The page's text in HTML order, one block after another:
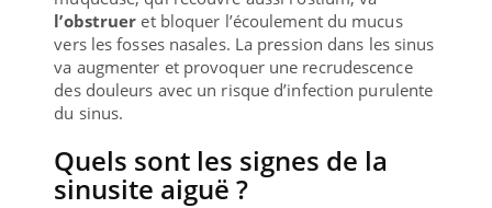
l’obstruer et bloquer l’écoulement du mucus
vers les fosses nasales. La pression dans les sinus
va augmenter et provoquer une recrudescence
des douleurs avec un risque d’infection purulente
du sinus.
Quels sont les signes de la
sinusite aiguë ?